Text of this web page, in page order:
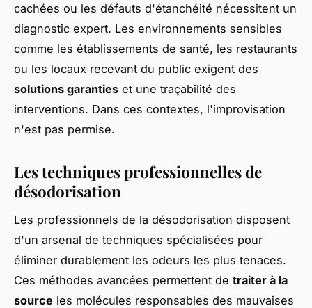
cachées ou les défauts d'étanchéité nécessitent un
diagnostic expert. Les environnements sensibles
comme les établissements de santé, les restaurants
ou les locaux recevant du public exigent des
solutions garanties et une traçabilité des
interventions. Dans ces contextes, l'improvisation
n'est pas permise.
Les techniques professionnelles de
désodorisation
Les professionnels de la désodorisation disposent
d'un arsenal de techniques spécialisées pour
éliminer durablement les odeurs les plus tenaces.
Ces méthodes avancées permettent de traiter à la
source les molécules responsables des mauvaises